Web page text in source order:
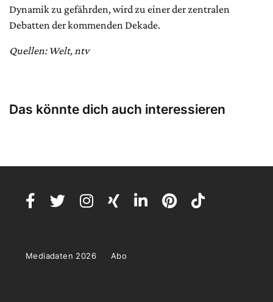
Dynamik zu gefährden, wird zu einer der zentralen
Debatten der kommenden Dekade.
Quellen: Welt, ntv
Das könnte dich auch interessieren
Mediadaten 2026 Abo